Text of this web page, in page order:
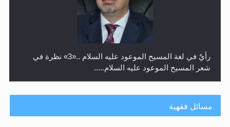
رأيٌ في لغة المسيح الموعود عليه السلام ..«3» نظرة في
شعر المسيح الموعود عليه السلام.....
مسائل فقهية